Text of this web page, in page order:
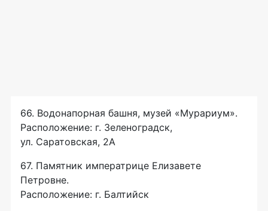
66. Водонапорная башня, музей «Мурариум».
Расположение: г. Зеленоградск,
ул. Саратовская, 2А
67. Памятник императрице Елизавете
Петровне.
Расположение: г. Балтийск